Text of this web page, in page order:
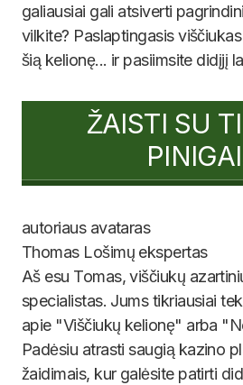
galiausiai gali atsiverti
vilkite? Paslaptingasis
šią kelionę... ir pasiimsite didįjį
ŽAISTI SU
Thomas Lošimų ekspertas
Aš esu Tomas, viščiukų
specialistas. Jums tikriausiai
apie "Viščiukų kelionę" arba
Padėsiu atrasti saugią kazino
žaidimais, kur galėsite patirti